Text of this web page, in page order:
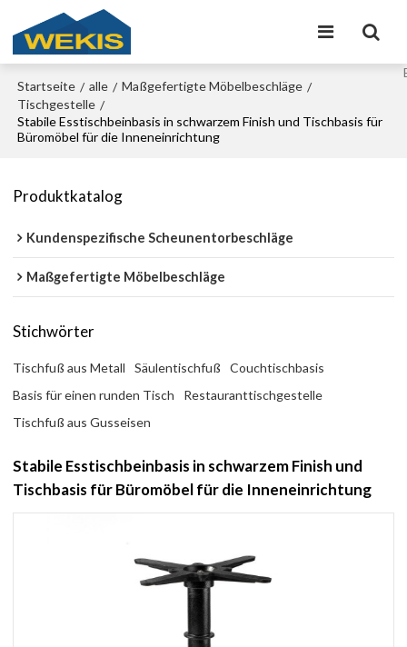
Startseite / alle / Maßgefertigte Möbelbeschläge /
Tischgestelle /
Stabile Esstischbeinbasis in schwarzem Finish und Tischbasis für
Büromöbel für die Inneneinrichtung
Produktkatalog
Kundenspezifische Scheunentorbeschläge
Maßgefertigte Möbelbeschläge
Stichwörter
Tischfuß aus Metall Säulentischfuß
Couchtischbasis
Basis für einen runden Tisch
Restauranttischgestelle
Tischfuß aus Gusseisen
Stabile Esstischbeinbasis in schwarzem Finish und
Tischbasis für Büromöbel für die Inneneinrichtung